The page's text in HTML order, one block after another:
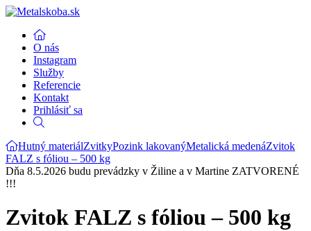
O nás
Instagram
Služby
Referencie
Kontakt
Prihlásiť sa
Hutný materiálZvitkyPozink lakovanýMetalická medenáZvitok
FALZ s fóliou – 500 kg
Dňa 8.5.2026 budu prevádzky v Žiline a v Martine ZATVORENÉ
!!!
Zvitok FALZ s fóliou – 500 kg